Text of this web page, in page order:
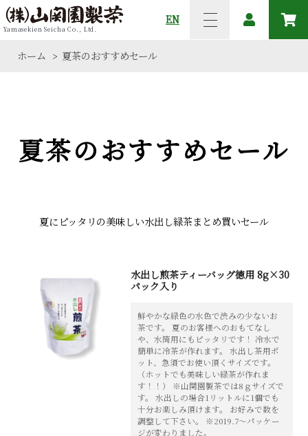
Yamasekien Seicha Co., Ltd.
EN
ホーム > 夏茶のおすすめセール
夏茶のおすすめセール
夏にピッタリの美味しい水出し緑茶まとめ買いセール
水出し煎茶ティーバッグ徳用 8g×30
パック入り
鮮やかな緑色の水色で渋みの少ないお
茶です。 夏のお客様へのおもてなし
や、水筒用にもピッタリです！ 冷水で
簡単に冷茶が作れます。 水出し茶用ポ
ット、急須でお使い頂くサイズです。
（ホットでも美味しい緑茶が作れま
す！！） ※山関園製茶では8ｇサイズで
す。 水出しの場合1リットルに1個でも
十分お楽しみ頂けます。 お好みで数を
調整して下さい。 ※2019.7～パッケー
ジが変わりました。